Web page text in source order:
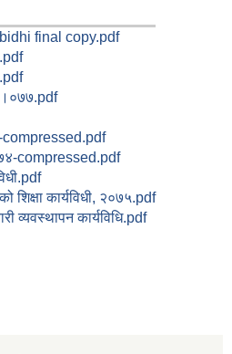
final copy.pdf
compressed.pdf
compressed.pdf
शिक्षा कार्यविधी, २०७५.pdf
व्यवस्थापन कार्यविधि.pdf